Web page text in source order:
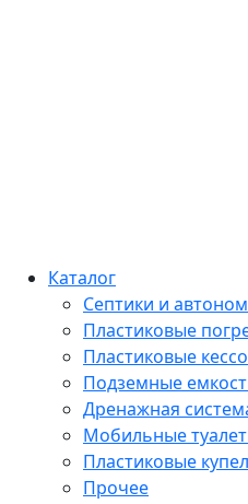
Каталог
Септики и
Пластиковые
Пластиковые
Подземные
Дренажная
Мобильные
Пластиковые
Прочее